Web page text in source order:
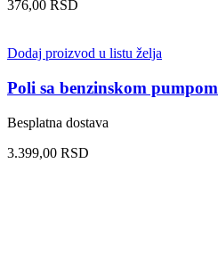
376,00 RSD
Dodaj proizvod u listu želja
Poli sa benzinskom pumpom
Besplatna dostava
3.399,00 RSD